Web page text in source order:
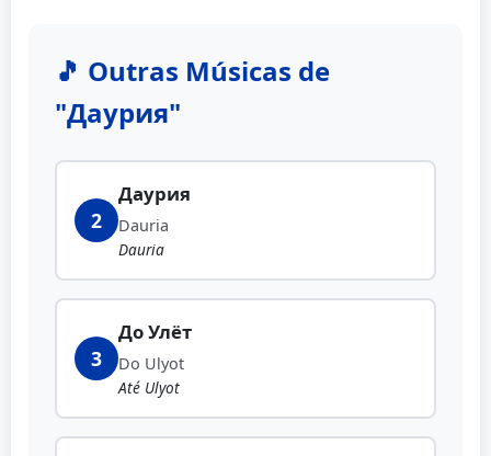
🎵 Outras Músicas de
"Даурия"
2
Даурия
Dauria
Dauria
3
До Улёт
Do Ulyot
Até Ulyot